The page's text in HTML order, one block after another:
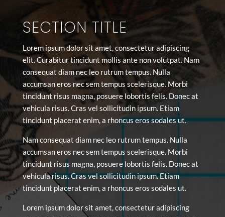
SECTION TITLE
Lorem ipsum dolor sit amet, consectetur adipiscing
elit. Curabitur tincidunt mollis ante non volutpat. Nam
consequat diam nec leo rutrum tempus. Nulla
accumsan eros nec sem tempus scelerisque. Morbi
tincidunt risus magna, posuere lobortis felis. Donec at
vehicula risus. Cras vel sollicitudin ipsum. Etiam
tincidunt placerat enim, a rhoncus eros sodales ut.
Nam consequat diam nec leo rutrum tempus. Nulla
accumsan eros nec sem tempus scelerisque. Morbi
tincidunt risus magna, posuere lobortis felis. Donec at
vehicula risus. Cras vel sollicitudin ipsum. Etiam
tincidunt placerat enim, a rhoncus eros sodales ut.
Lorem ipsum dolor sit amet, consectetur adipiscing